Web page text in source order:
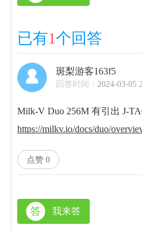
已有1个回答
斑梨游客163f5
回答时间：2024-03-05
Milk-V Duo 256M 有引出 J-
https://milkv.io/docs/duo/
点赞 0
答 我来答